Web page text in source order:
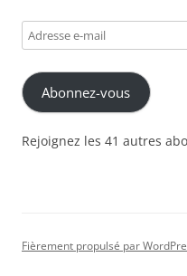
Adresse
e-
mail
Abonnez-vous
Rejoignez les 41 autres
Fièrement propulsé par